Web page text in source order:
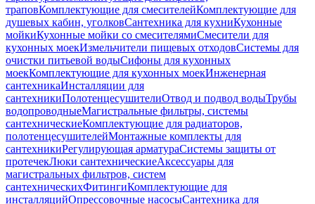
траповКомплектующие для смесителейКомплектующие для
душевых кабин, уголковСантехника для кухниКухонные
мойкиКухонные мойки со смесителямиСмесители для
кухонных моекИзмельчители пищевых отходовСистемы для
очистки питьевой водыСифоны для кухонных
моекКомплектующие для кухонных моекИнженерная
сантехникаИнсталляции для
сантехникиПолотенцесушителиОтвод и подвод водыТрубы
водопроводныеМагистральные фильтры, системы
сантехническиеКомплектующие для радиаторов,
полотенцесушителейМонтажные комплекты для
сантехникиРегулирующая арматураСистемы защиты от
протечекЛюки сантехническиеАксессуары для
магистральных фильтров, систем
сантехническихФитингиКомплектующие для
инсталляцийОпрессовочные насосыСантехника для